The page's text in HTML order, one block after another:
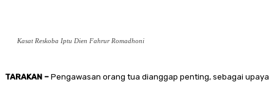
Kasat Reskoba Iptu Dien Fahrur Romadhoni
TARAKAN – Pengawasan orang tua dianggap penting, sebagai upaya